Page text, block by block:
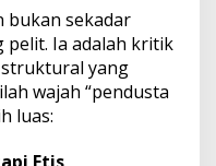
bukan sekadar
pelit. Ia adalah kritik
yang
wajah “pendusta
luas: